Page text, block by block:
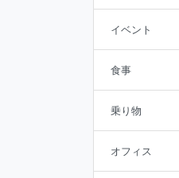
イベント
食事
乗り物
オフィス